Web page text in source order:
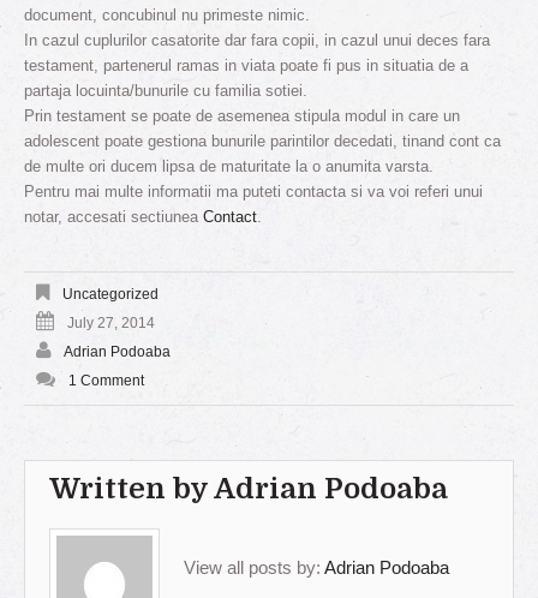
document, concubinul nu primeste nimic.
In cazul cuplurilor casatorite dar fara copii, in cazul unui deces fara
testament, partenerul ramas in viata poate fi pus in situatia de a
partaja locuinta/bunurile cu familia sotiei.
Prin testament se poate de asemenea stipula modul in care un
adolescent poate gestiona bunurile parintilor decedati, tinand cont ca
de multe ori ducem lipsa de maturitate la o anumita varsta.
Pentru mai multe informatii ma puteti contacta si va voi referi unui
notar, accesati sectiunea Contact.
Uncategorized
July 27, 2014
Adrian Podoaba
1 Comment
Written byAdrian Podoaba
View all posts by: Adrian Podoaba